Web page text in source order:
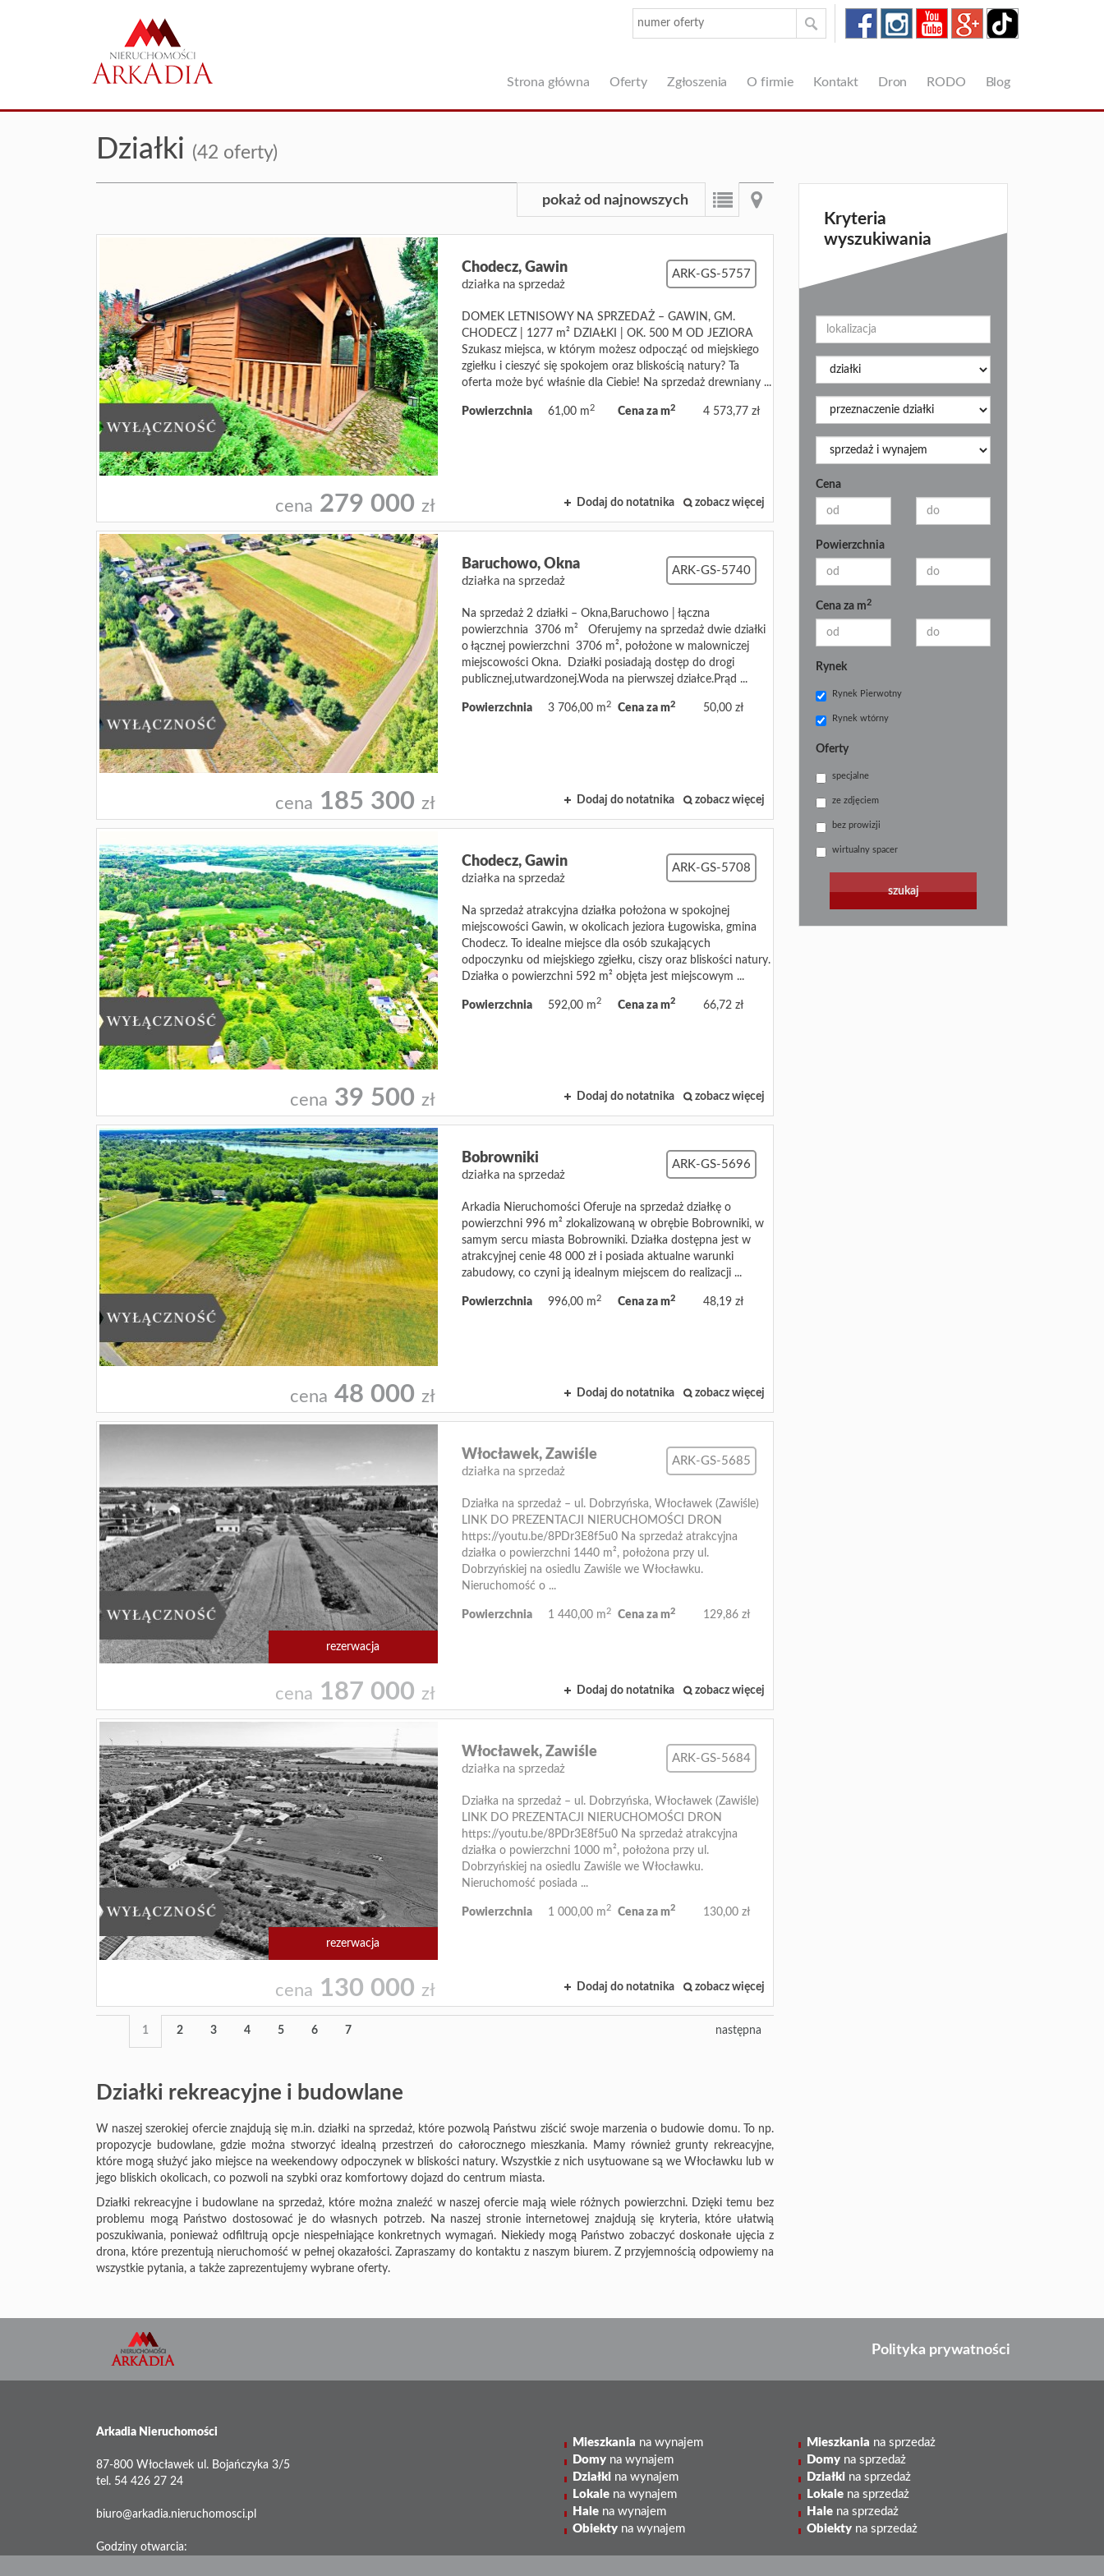
Strona główna Oferty Zgłoszenia O firmie Kontakt Dron RODO Blog
Działki (42 oferty)
pokaż od najnowszych
Chodecz, Gawin
działka na sprzedaż
ARK-GS-5757
DOMEK LETNISOWY NA SPRZEDAŻ – GAWIN, GM.
CHODECZ | 1277 m² DZIAŁKI | OK. 500 M OD JEZIORA
Szukasz miejsca, w którym możesz odpocząć od miejskiego
zgiełku i cieszyć się spokojem oraz bliskością natury? Ta
oferta może być właśnie dla Ciebie! Na sprzedaż drewniany ...
Powierzchnia 61,00 m 2 Cena za m2 4 573,77 zł
cena 279 000 zł Dodaj do notatnika zobacz więcej
Baruchowo, Okna
działka na sprzedaż
ARK-GS-5740
Na sprzedaż 2 działki – Okna,Baruchowo | łączna
powierzchnia 3706 m² Oferujemy na sprzedaż dwie działki
o łącznej powierzchni 3706 m², położone w malowniczej
miejscowości Okna. Działki posiadają dostęp do drogi
publicznej,utwardzonej.Woda na pierwszej działce.Prąd ...
Powierzchnia 3 706,00 m2 Cena za m2 50,00 zł
cena 185 300 zł Dodaj do notatnika zobacz więcej
Chodecz, Gawin
działka na sprzedaż
ARK-GS-5708
Na sprzedaż atrakcyjna działka położona w spokojnej
miejscowości Gawin, w okolicach jeziora Ługowiska, gmina
Chodecz. To idealne miejsce dla osób szukających
odpoczynku od miejskiego zgiełku, ciszy oraz bliskości natury.
Działka o powierzchni 592 m² objęta jest miejscowym ...
Powierzchnia 592,00 m2 Cena za m2 66,72 zł
cena 39 500 zł Dodaj do notatnika zobacz więcej
Bobrowniki
działka na sprzedaż
ARK-GS-5696
Arkadia Nieruchomości Oferuje na sprzedaż działkę o
powierzchni 996 m² zlokalizowaną w obrębie Bobrowniki, w
samym sercu miasta Bobrowniki. Działka dostępna jest w
atrakcyjnej cenie 48 000 zł i posiada aktualne warunki
zabudowy, co czyni ją idealnym miejscem do realizacji ...
Powierzchnia 996,00 m 2 Cena za m2 48,19 zł
cena 48 000 zł Dodaj do notatnika zobacz więcej
rezerwacja
Włocławek, Zawiśle
działka na sprzedaż
ARK-GS-5685
Działka na sprzedaż – ul. Dobrzyńska, Włocławek (Zawiśle)
LINK DO PREZENTACJI NIERUCHOMOŚCI DRON
https://youtu.be/8PDr3E8f5u0 Na sprzedaż atrakcyjna
działka o powierzchni 1440 m², położona przy ul.
Dobrzyńskiej na osiedlu Zawiśle we Włocławku.
Nieruchomość o ...
Powierzchnia 1 440,00 m2 Cena za m2 129,86 zł
cena 187 000 zł Dodaj do notatnika zobacz więcej
rezerwacja
Włocławek, Zawiśle
działka na sprzedaż
ARK-GS-5684
Działka na sprzedaż – ul. Dobrzyńska, Włocławek (Zawiśle)
LINK DO PREZENTACJI NIERUCHOMOŚCI DRON
https://youtu.be/8PDr3E8f5u0 Na sprzedaż atrakcyjna
działka o powierzchni 1000 m², położona przy ul.
Dobrzyńskiej na osiedlu Zawiśle we Włocławku.
Nieruchomość posiada ...
Powierzchnia 1 000,00 m2 Cena za m2 130,00 zł
cena 130 000 zł Dodaj do notatnika zobacz więcej
1 2 3 4 5 6 7 następna
Kryteria
wyszukiwania
Cena
Powierzchnia
Cena za m 2
Rynek
Rynek Pierwotny
Rynek wtórny
Oferty
specjalne
ze zdjęciem
bez prowizji
wirtualny spacer
Działki rekreacyjne i budowlane
W naszej szerokiej ofercie znajdują się m.in. działki na sprzedaż, które pozwolą Państwu ziścić swoje marzenia o budowie domu. To np.
propozycje budowlane, gdzie można stworzyć idealną przestrzeń do całorocznego mieszkania. Mamy również grunty rekreacyjne,
które mogą służyć jako miejsce na weekendowy odpoczynek w bliskości natury. Wszystkie z nich usytuowane są we Włocławku lub w
jego bliskich okolicach, co pozwoli na szybki oraz komfortowy dojazd do centrum miasta.
Działki rekreacyjne i budowlane na sprzedaż, które można znaleźć w naszej ofercie mają wiele różnych powierzchni. Dzięki temu bez
problemu mogą Państwo dostosować je do własnych potrzeb. Na naszej stronie internetowej znajdują się kryteria, które ułatwią
poszukiwania, ponieważ odfiltrują opcje niespełniające konkretnych wymagań. Niekiedy mogą Państwo zobaczyć doskonałe ujęcia z
drona, które prezentują nieruchomość w pełnej okazałości. Zapraszamy do kontaktu z naszym biurem. Z przyjemnością odpowiemy na
wszystkie pytania, a także zaprezentujemy wybrane oferty.
Polityka prywatności
Arkadia Nieruchomości
87-800 Włocławek ul. Bojańczyka 3/5
tel. 54 426 27 24
biuro@arkadia.nieruchomosci.pl
Godziny otwarcia:
Mieszkania na wynajem
Domy na wynajem
Działki na wynajem
Lokale na wynajem
Hale na wynajem
Obiekty na wynajem
Mieszkania na sprzedaż
Domy na sprzedaż
Działki na sprzedaż
Lokale na sprzedaż
Hale na sprzedaż
Obiekty na sprzedaż